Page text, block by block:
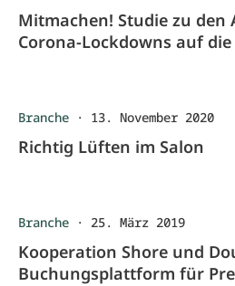
Mitmachen! Studie zu
Corona-Lockdowns auf
Branche · 13. November 2020
Richtig Lüften im Salon
Branche · 25. März 2019
Kooperation Shore und
Buchungsplattform für